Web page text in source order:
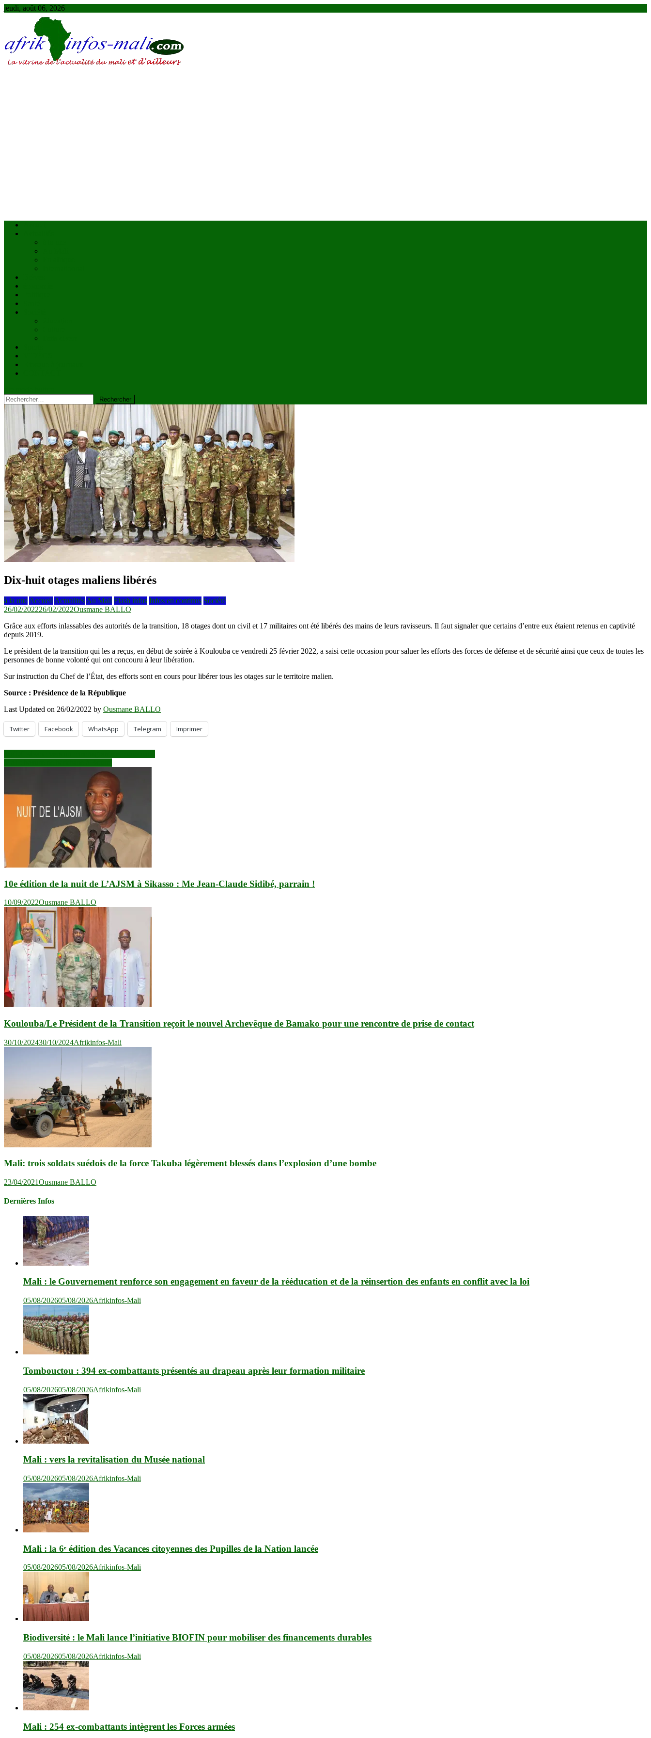
Skip
jeudi, août 06, 2026
Rechercher :
Dix-huit otages maliens libérés
à la une Accueil Actualités Au Mali Flash infos Infos en continus Société
26/02/202226/02/2022Ousmane BALLO
Grâce aux efforts inlassables des autorités de la transition, 18 otages dont un civil et 17 militaires ont été libérés des mains de leurs ravisseurs. Il faut signaler que certains d’entre eux étaient retenus en captivité
depuis 2019.
Le président de la transition qui les a reçus, en début de soirée à Koulouba ce vendredi 25 février 2022, a saisi cette occasion pour saluer les efforts des forces de défense et de sécurité ainsi que ceux de toutes les
personnes de bonne volonté qui ont concouru à leur libération.
Sur instruction du Chef de l’État, des efforts sont en cours pour libérer tous les otages sur le territoire malien.
Source : Présidence de la République
Last Updated on 26/02/2022 by Ousmane BALLO
Twitter Facebook WhatsApp Telegram Imprimer
Navigation
de
10e édition de la nuit de L’AJSM à Sikasso : Me Jean-Claude Sidibé, parrain !
10/09/2022Ousmane BALLO
Koulouba/Le Président de la Transition reçoit le nouvel Archevêque de Bamako pour une rencontre de prise de contact
30/10/202430/10/2024Afrikinfos-Mali
Mali: trois soldats suédois de la force Takuba légèrement blessés dans l’explosion d’une bombe
23/04/2021Ousmane BALLO
Dernières Infos
Mali : le Gouvernement renforce son engagement en faveur de la rééducation et de la réinsertion des enfants en conflit avec la loi
05/08/202605/08/2026Afrikinfos-Mali
Tombouctou : 394 ex-combattants présentés au drapeau après leur formation militaire
05/08/202605/08/2026Afrikinfos-Mali
Mali : vers la revitalisation du Musée national
05/08/202605/08/2026Afrikinfos-Mali
Mali : la 6ᵉ édition des Vacances citoyennes des Pupilles de la Nation lancée
05/08/202605/08/2026Afrikinfos-Mali
Biodiversité : le Mali lance l’initiative BIOFIN pour mobiliser des financements durables
05/08/202605/08/2026Afrikinfos-Mali
Mali : 254 ex-combattants intègrent les Forces armées